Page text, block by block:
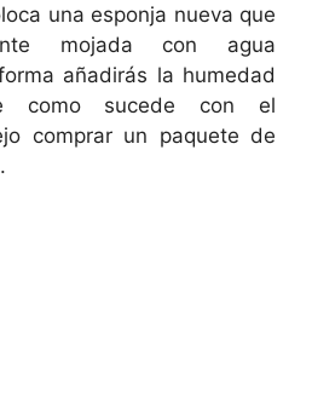
una esponja nueva que
mojada con agua
añadirás la humedad
como sucede con el
comprar un paquete de